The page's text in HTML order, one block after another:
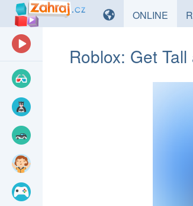
ONLINE HRY
Roblox: Get